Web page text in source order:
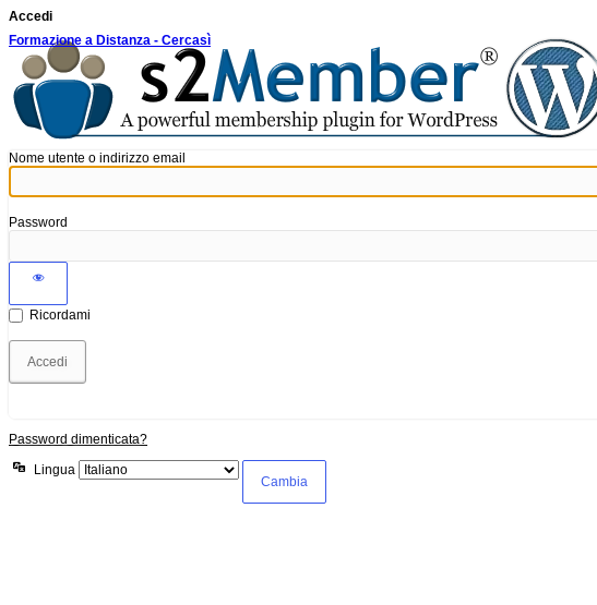
Accedi
Formazione a Distanza - Cercasì
Nome utente o indirizzo email
Password
Ricordami
Password dimenticata?
Lingua